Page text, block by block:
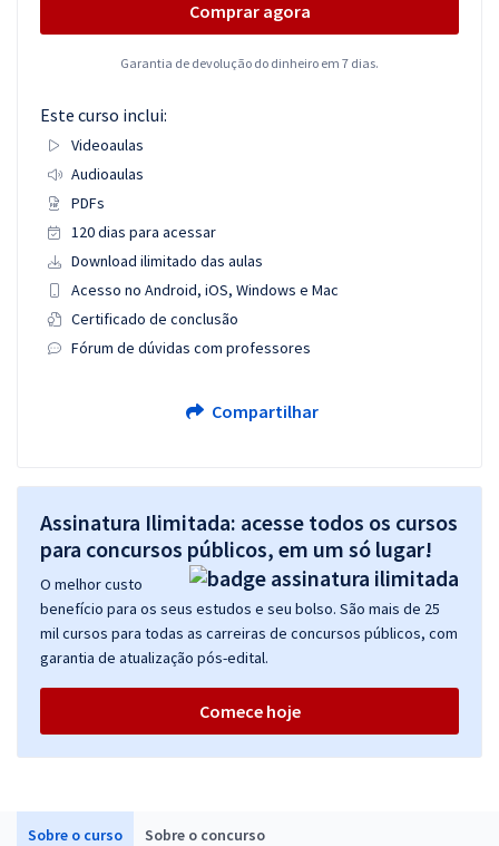
Sobre o curso Sobre o concurso
Comprar agora
Garantia de devolução do dinheiro em 7 dias.
Este curso inclui:
Videoaulas
Audioaulas
PDFs
120 dias para acessar
Download ilimitado das aulas
Acesso no Android, iOS, Windows e Mac
Certificado de conclusão
Fórum de dúvidas com professores
Compartilhar
Assinatura Ilimitada: acesse todos os cursos
para concursos públicos, em um só lugar!
O melhor custo
benefício para os seus estudos e seu bolso. São mais de 25
mil cursos para todas as carreiras de concursos públicos, com
garantia de atualização pós-edital.
Comece hoje